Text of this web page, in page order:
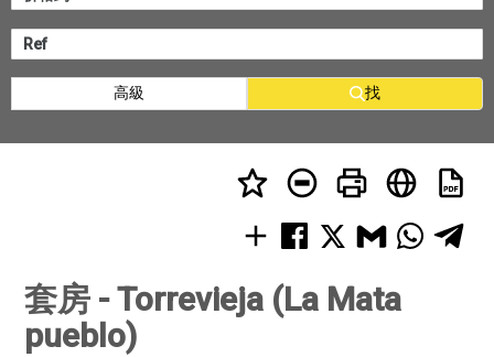
高級 找
套房 - Torrevieja (La Mata
pueblo)